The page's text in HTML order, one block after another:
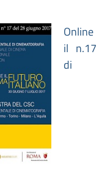
Online
il n.17
di